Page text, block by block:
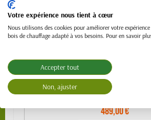
Granulés de bois 100% résineux-
EnPlus A1 - SAC 10kg
489,00 €
Votre expérience nous tient à cœur
Nous utilisons des cookies pour améliorer votre
bois de chauffage adapté à vos besoins. Pour en savoir
Accepter tout
Non, ajuster